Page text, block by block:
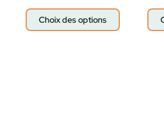
Choix des options